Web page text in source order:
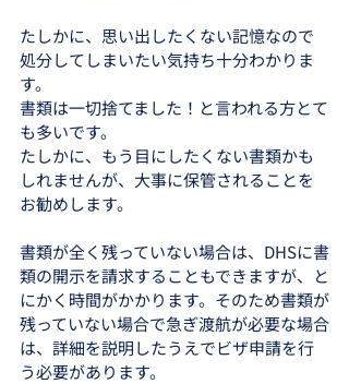
たしかに、思い出したくない記憶なので
処分してしまいたい気持ち十分わかりま
す。
書類は一切捨てました！と言われる方とて
も多いです。
たしかに、もう目にしたくない書類かも
しれませんが、大事に保管されることを
お勧めします。
書類が全く残っていない場合は、DHSに書
類の開示を請求することもできますが、と
にかく時間がかかります。そのため書類が
残っていない場合で急ぎ渡航が必要な場合
は、詳細を説明したうえでビザ申請を行
う必要があります。